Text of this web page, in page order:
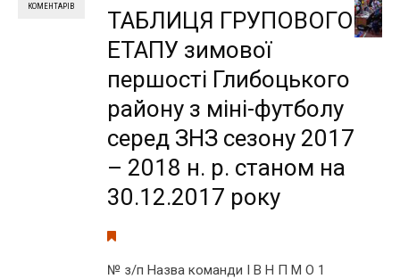
КОМЕНТАРІВ
ТАБЛИЦЯ ГРУПОВОГО
ЕТАПУ зимової
першості Глибоцького
району з міні-футболу
серед ЗНЗ сезону 2017
– 2018 н. р. станом на
30.12.2017 року
№ з/п Назва команди І В Н П М О 1